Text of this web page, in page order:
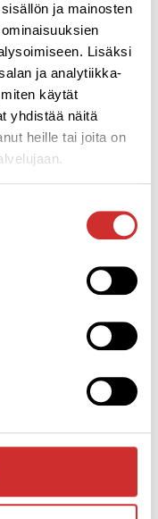
ja mainosten
Lisäksi
ja analytiikka-
käytät
yhdistää näitä
heille tai joita on
APLICOSSA
(Klubitila Huvitus
ohjattu
teemoja voivat olla
tanssi
mukaan.
MYÖS